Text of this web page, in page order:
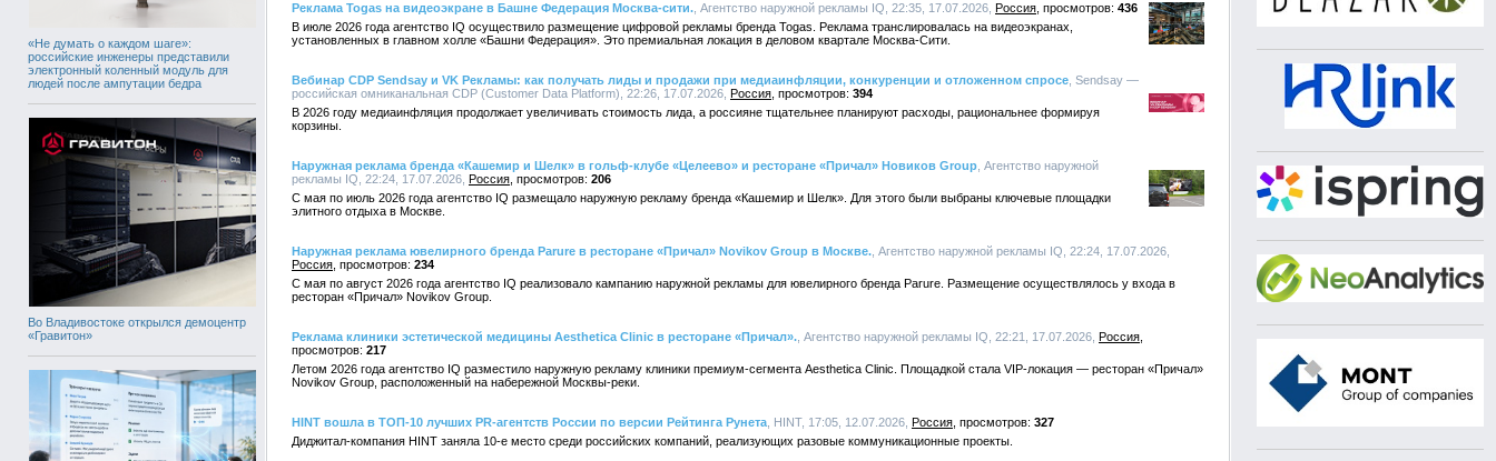
«Не думать о каждом шаге»:
российские инженеры представили
электронный коленный модуль для
людей после ампутации бедра
Во Владивостоке открылся демоцентр
«Гравитон»
Реклама Togas на видеоэкране в Башне Федерация Москва-сити. , Агентство наружной рекламы IQ, 22:35, 17.07.2026, Россия
436
В июле 2026 года агентство IQ осуществило размещение цифровой рекламы бренда Togas. Реклама транслировалась на видеоэкранах,
установленных в главном холле «Башни Федерация». Это премиальная локация в деловом квартале Москва-Сити.
Вебинар CDP Sendsay и VK Рекламы: как получать лиды и продажи при медиаинфляции, конкуренции и отложенном спросе , Sendsay —
российская омниканальная CDP (Customer Data Platform), 22:26, 17.07.2026, Россия
394
В 2026 году медиаинфляция продолжает увеличивать стоимость лида, а россияне тщательнее планируют расходы, рациональнее формируя
корзины.
Наружная реклама бренда «Кашемир и Шелк» в гольф-клубе «Целеево» и ресторане «Причал» Новиков Group , Агентство наружной
рекламы IQ, 22:24, 17.07.2026, Россия
206
С мая по июль 2026 года агентство IQ размещало наружную рекламу бренда «Кашемир и Шелк». Для этого были выбраны ключевые площадки
элитного отдыха в Москве.
Наружная реклама ювелирного бренда Parure в ресторане «Причал» Novikov Group в Москве. , Агентство наружной рекламы IQ, 22:24, 17.07.2026,
Россия
234
С мая по август 2026 года агентство IQ реализовало кампанию наружной рекламы для ювелирного бренда Parure. Размещение осуществлялось у входа в
ресторан «Причал» Novikov Group.
Реклама клиники эстетической медицины Aesthetica Clinic в ресторане «Причал». , Агентство наружной рекламы IQ, 22:21, 17.07.2026, Россия
217
Летом 2026 года агентство IQ разместило наружную рекламу клиники премиум-сегмента Aesthetica Clinic. Площадкой стала VIP-локация — ресторан «Причал»
Novikov Group, расположенный на набережной Москвы-реки.
HINT вошла в ТОП-10 лучших PR-агентств России по версии Рейтинга Рунета , HINT, 17:05, 12.07.2026, Россия
327
Диджитал-компания HINT заняла 10-е место среди российских компаний, реализующих разовые коммуникационные проекты.